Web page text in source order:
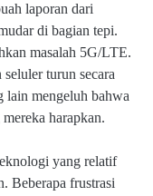
laporan dari
di bagian tepi.
masalah 5G/LTE.
turun secara
lain mengeluh bahwa
harapkan.
yang relatif
Beberapa frustrasi